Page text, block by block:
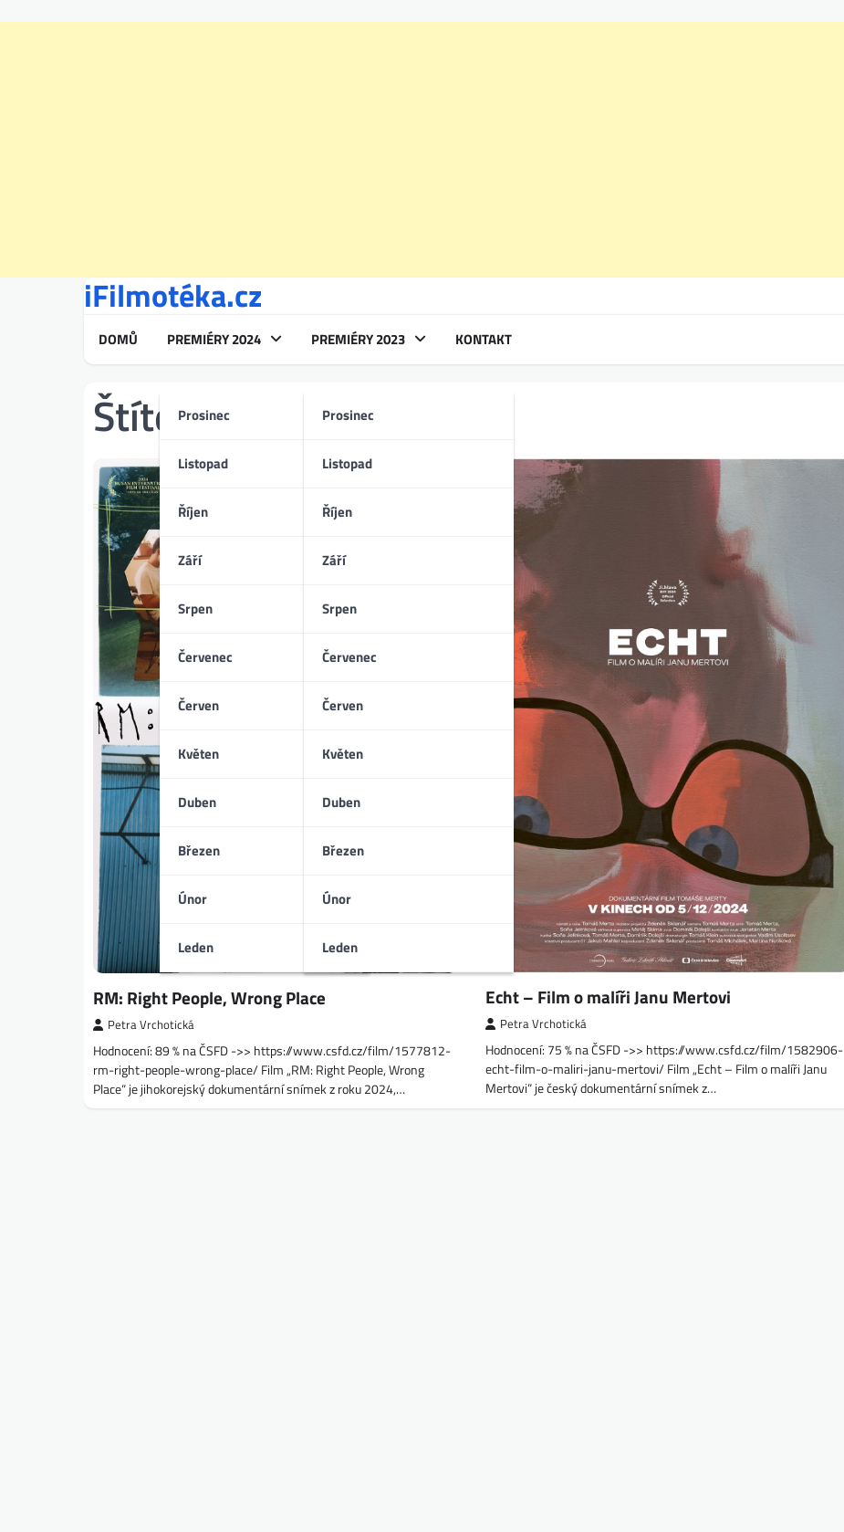
iFilmotéka.cz
DOMŮ PREMIÉRY 2024
Prosinec
Listopad
Říjen
Září
Srpen
Červenec
Červen
Květen
Duben
Březen
Únor
Leden
PREMIÉRY 2023
Prosinec
Listopad
Říjen
Září
Srpen
Červenec
Červen
Květen
Duben
Březen
Únor
Leden
KONTAKT
Štítek:umělecký proces
RM: Right People, Wrong Place
Petra Vrchotická
Hodnocení: 89 % na ČSFD ->> https://www.csfd.cz/film/1577812-
rm-right-people-wrong-place/ Film „RM: Right People, Wrong
Place“ je jihokorejský dokumentární snímek z roku 2024,…
Echt – Film o malíři Janu Mertovi
Petra Vrchotická
Hodnocení: 75 % na ČSFD ->> https://www.csfd.cz/film/1582906-
echt-film-o-maliri-janu-mertovi/ Film „Echt – Film o malíři Janu
Mertovi“ je český dokumentární snímek z…